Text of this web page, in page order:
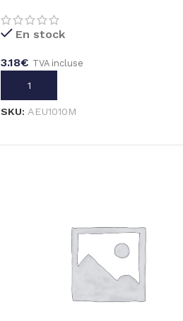
En stock
3.18€ TVA incluse
AJOUTER AU PANIER
SKU:AEU1010M